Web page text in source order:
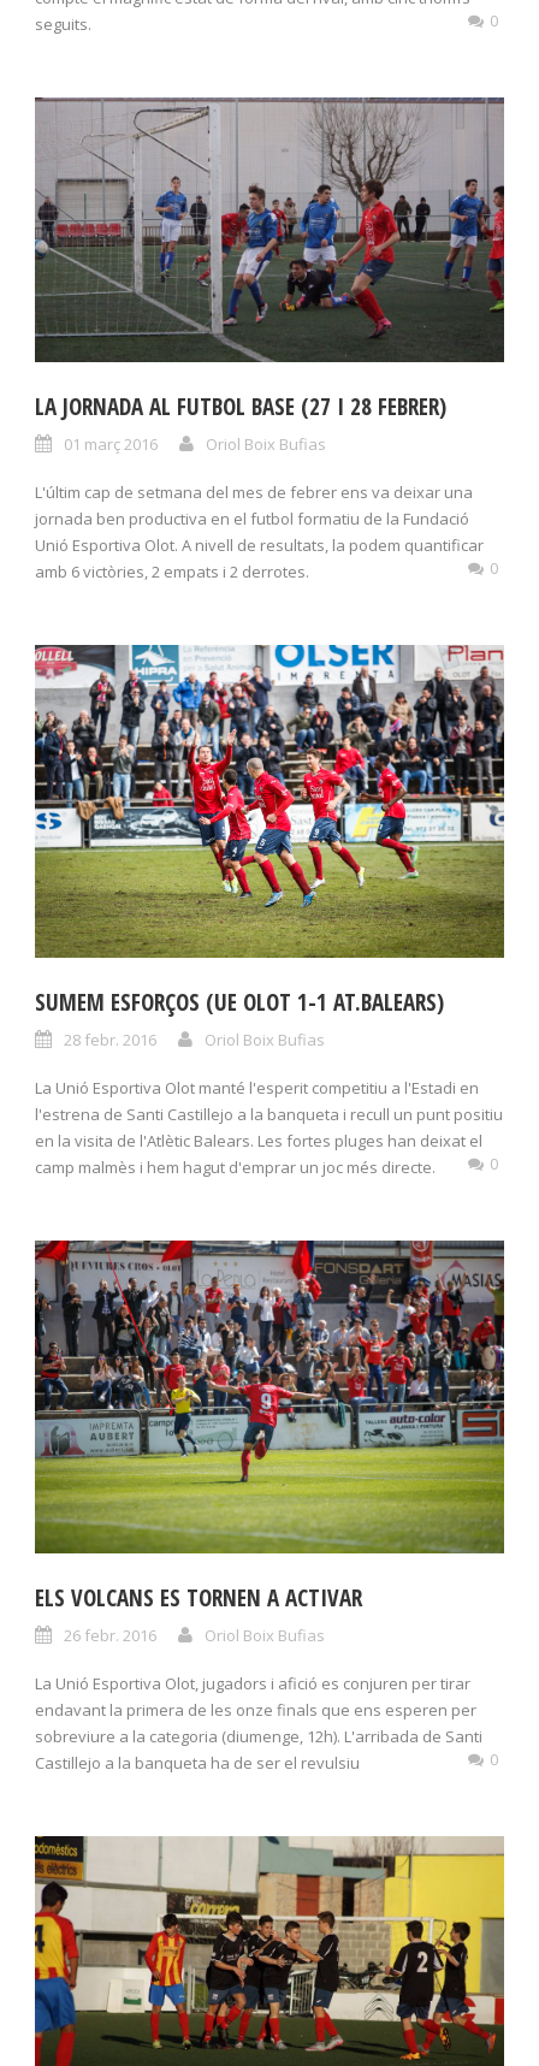
seguits.
0
LA JORNADA AL FUTBOL BASE (27 I 28 FEBRER)
01 març 2016 Oriol Boix Bufias
L'últim cap de setmana del mes de febrer ens va deixar una
jornada ben productiva en el futbol formatiu de la Fundació
Unió Esportiva Olot. A nivell de resultats, la podem quantificar
amb 6 victòries, 2 empats i 2 derrotes.
0
SUMEM ESFORÇOS (UE OLOT 1-1 AT.BALEARS)
28 febr. 2016 Oriol Boix Bufias
La Unió Esportiva Olot manté l'esperit competitiu a l'Estadi en
l'estrena de Santi Castillejo a la banqueta i recull un punt positiu
en la visita de l'Atlètic Balears. Les fortes pluges han deixat el
camp malmès i hem hagut d'emprar un joc més directe.
0
ELS VOLCANS ES TORNEN A ACTIVAR
26 febr. 2016 Oriol Boix Bufias
La Unió Esportiva Olot, jugadors i afició es conjuren per tirar
endavant la primera de les onze finals que ens esperen per
sobreviure a la categoria (diumenge, 12h). L'arribada de Santi
Castillejo a la banqueta ha de ser el revulsiu
0